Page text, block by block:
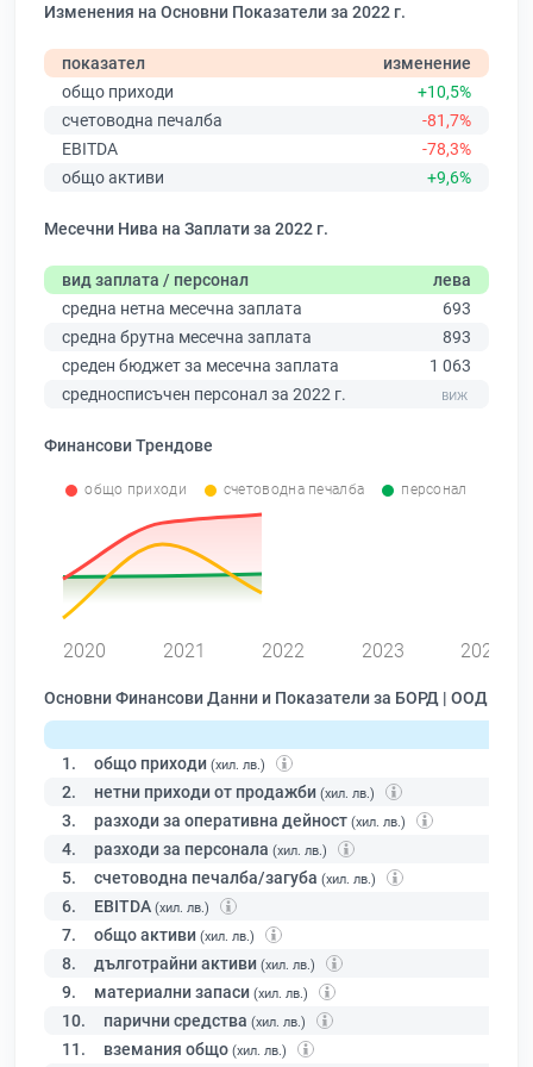
Изменения на Основни Показатели за 2022 г.
показател
изменение
общо приходи
+10,5%
счетоводна печалба
-81,7%
EBITDA
-78,3%
общо активи
+9,6%
Месечни Нива на Заплати за 2022 г.
вид заплата / персонал
лева
средна нетна месечна заплата
693
средна брутна месечна заплата
893
среден бюджет за месечна заплата
1 063
средносписъчен персонал за 2022 г.
Финансови Трендове
общо приходи счетоводна печалба персонал
2020 2021 2022 2023 2024
Основни Финансови Данни и Показатели за БОРД | ООД
1. общо приходи (хил. лв.)
2. нетни приходи от продажби (хил. лв.)
3. разходи за оперативна дейност (хил. лв.)
4. разходи за персонала (хил. лв.)
5. счетоводна печалба/загуба (хил. лв.)
6. EBITDA (хил. лв.)
7. общо активи (хил. лв.)
8. дълготрайни активи (хил. лв.)
9. материални запаси (хил. лв.)
10. парични средства (хил. лв.)
11. вземания общо (хил. лв.)